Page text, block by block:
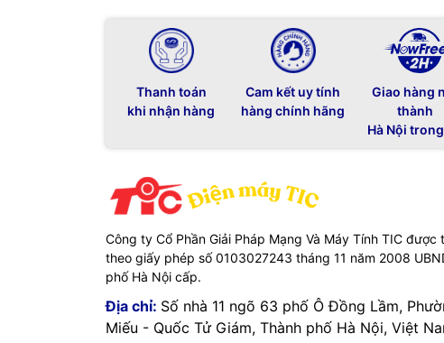
Thanh toán
khi nhận hàng
Cam kết uy tính
hàng chính hãng
Giao hàng
thành
Hà Nội
Công ty Cổ Phần Giải Pháp Mạng Và Máy Tính TIC được
theo giấy phép số 0103027243 tháng 11 năm 2008
phố Hà Nội cấp.
Địa chỉ: Số nhà 11 ngõ 63 phố Ô Đồng Lầm,
Miếu - Quốc Tử Giám, Thành phố Hà Nội, Việt